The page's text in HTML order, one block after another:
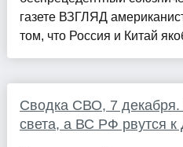
газете ВЗГЛЯД
том, что Россия и Китай
Сводка СВО, 7 декабря.
света, а ВС РФ рвутся к